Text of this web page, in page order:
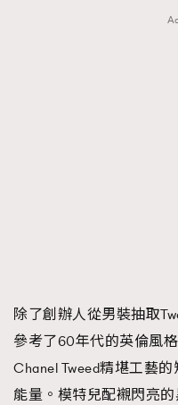
除了創辦人從男裝抽取
參考了60年代的英倫風
Chanel Tweed精堪工藝
能量。模特兒配襯閃亮